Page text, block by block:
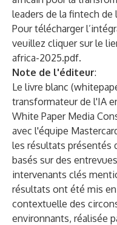
leaders de la fintech de
Pour télécharger
veuillez cliquer sur le
africa-2025.pdf.
Note de l'éditeur:
Le livre blanc
transformateur de l'IA
White Paper Media
avec l'équipe
les résultats présentés
basés sur des
intervenants clés
résultats ont été mis
contextuelle des
environnants, réalisée